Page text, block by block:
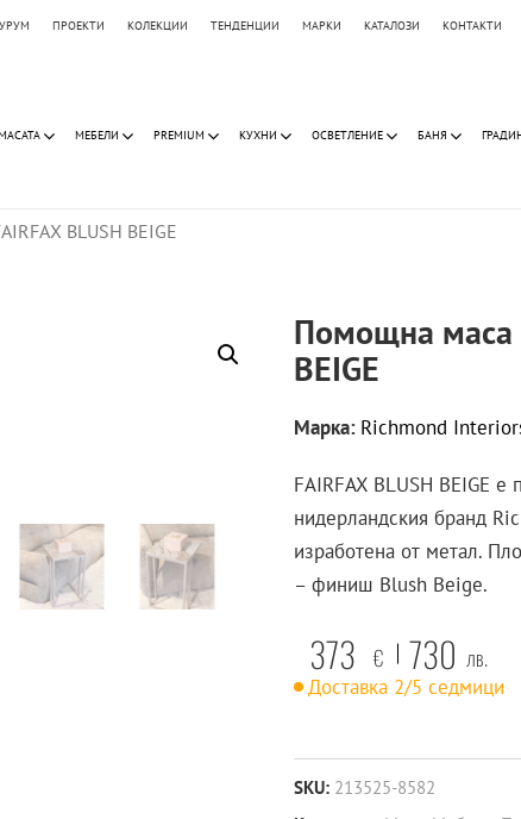
ПРОЕКТИ КОЛЕКЦИИ ТЕНДЕНЦИИ МАРКИ КАТАЛОЗИ КОНТАКТИ
МЕБЕЛИ PREMIUM КУХНИ ОСВЕТЛЕНИЕ БАНЯ
BLUSH BEIGE
Помощна маса
BEIGE
Марка: Richmond
FAIRFAX BLUSH BEIGE
нидерландския бранд
изработена от метал.
– финиш Blush Beige.
373 € 730 лв.
Доставка 2/5 седмици
SKU: 213525-8582